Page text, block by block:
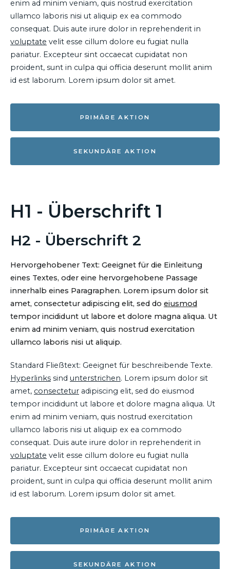
enim ad minim veniam, quis nostrud exercitation
ullamco laboris nisi ut aliquip ex ea commodo
consequat. Duis aute irure dolor in reprehenderit in
voluptate velit esse cillum dolore eu fugiat nulla
pariatur. Excepteur sint occaecat cupidatat non
proident, sunt in culpa qui officia deserunt mollit anim
id est laborum. Lorem ipsum dolor sit amet.
PRIMÄRE AKTION
SEKUNDÄRE AKTION
H1 - Überschrift 1
H2 - Überschrift 2
Hervorgehobener Text: Geeignet für die Einleitung
eines Textes, oder eine hervorgehobene Passage
innerhalb eines Paragraphen. Lorem ipsum dolor sit
amet, consectetur adipiscing elit, sed do eiusmod
tempor incididunt ut labore et dolore magna aliqua. Ut
enim ad minim veniam, quis nostrud exercitation
ullamco laboris nisi ut aliquip.
Standard Fließtext: Geeignet für beschreibende Texte.
Hyperlinks sind unterstrichen. Lorem ipsum dolor sit
amet, consectetur adipiscing elit, sed do eiusmod
tempor incididunt ut labore et dolore magna aliqua. Ut
enim ad minim veniam, quis nostrud exercitation
ullamco laboris nisi ut aliquip ex ea commodo
consequat. Duis aute irure dolor in reprehenderit in
voluptate velit esse cillum dolore eu fugiat nulla
pariatur. Excepteur sint occaecat cupidatat non
proident, sunt in culpa qui officia deserunt mollit anim
id est laborum. Lorem ipsum dolor sit amet.
PRIMÄRE AKTION
SEKUNDÄRE AKTION